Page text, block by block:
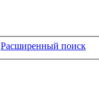
Расширенный поиск